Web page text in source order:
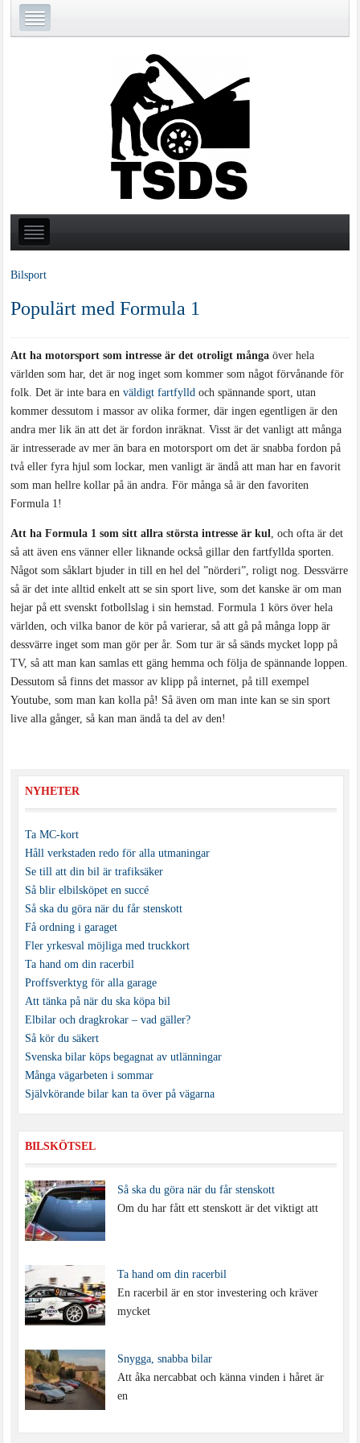
Bilsport
Populärt med Formula 1
Att ha motorsport som intresse är det otroligt många över hela
världen som har, det är nog inget som kommer som något förvånande för
folk. Det är inte bara enväldigt fartfylld och spännande sport, utan
kommer dessutom i massor av olika former, där ingen egentligen är den
andra mer lik än att det är fordon inräknat. Visst är det vanligt att många
är intresserade av mer än bara en motorsport om det är snabba fordon på
två eller fyra hjul som lockar, men vanligt är ändå att man har en favorit
som man hellre kollar på än andra. För många så är den favoriten
Formula 1!
Att ha Formula 1 som sitt allra största intresse är kul , och ofta är det
så att även ens vänner eller liknande också gillar den fartfyllda sporten.
Något som såklart bjuder in till en hel del ”nörderi”, roligt nog. Dessvärre
så är det inte alltid enkelt att se sin sport live, som det kanske är om man
hejar på ett svenskt fotbollslag i sin hemstad. Formula 1 körs över hela
världen, och vilka banor de kör på varierar, så att gå på många lopp är
dessvärre inget som man gör per år. Som tur är så sänds mycket lopp på
TV, så att man kan samlas ett gäng hemma och följa de spännande loppen.
Dessutom så finns det massor av klipp på internet, på till exempel
Youtube, som man kan kolla på! Så även om man inte kan se sin sport
live alla gånger, så kan man ändå ta del av den!
NYHETER
Ta MC-kort
Håll verkstaden redo för alla utmaningar
Se till att din bil är trafiksäker
Så blir elbilsköpet en succé
Så ska du göra när du får stenskott
Få ordning i garaget
Fler yrkesval möjliga med truckkort
Ta hand om din racerbil
Proffsverktyg för alla garage
Att tänka på när du ska köpa bil
Elbilar och dragkrokar – vad gäller?
Så kör du säkert
Svenska bilar köps begagnat av utlänningar
Många vägarbeten i sommar
Självkörande bilar kan ta över på vägarna
BILSKÖTSEL
Så ska du göra när du får stenskott
Om du har fått ett stenskott är det viktigt att
Ta hand om din racerbil
En racerbil är en stor investering och kräver
mycket
Snygga, snabba bilar
Att åka nercabbat och känna vinden i håret är
en